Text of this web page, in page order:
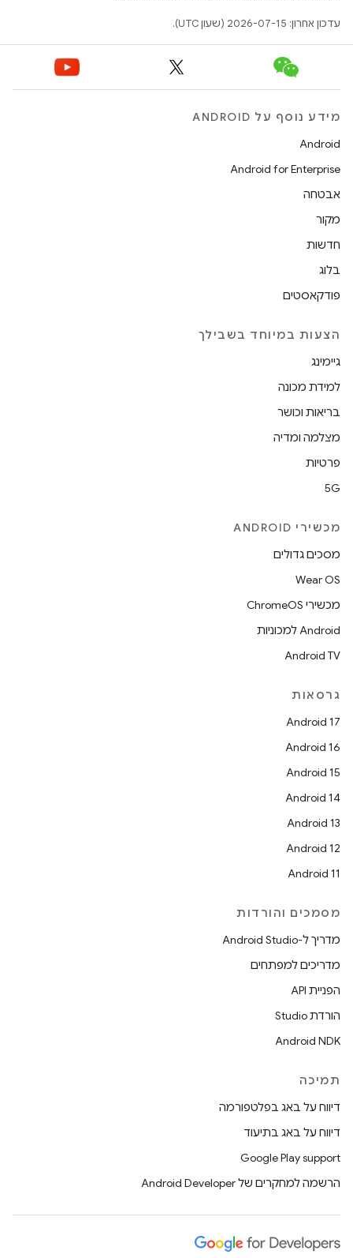
עדכון אחרון: 2026-07-15 (שעון UTC).
מידע נוסף על ANDROID
Android
Android for Enterprise
אבטחה
מקור
חדשות
בלוג
פודקאסטים
הצעות במיוחד בשבילך
גיימינג
למידת מכונה
בריאות וכושר
מצלמה ומדיה
פרטיות
5G
מכשירי ANDROID
מסכים גדולים
Wear OS
מכשירי ChromeOS
Android למכוניות
Android TV
גרסאות
Android 17
Android 16
Android 15
Android 14
Android 13
Android 12
Android 11
מסמכים והורדות
מדריך ל-Android Studio
מדריכים למפתחים
הפניית API
הורדת Studio
Android NDK
תמיכה
דיווח על באג בפלטפורמה
דיווח על באג בתיעוד
Google Play support
הרשמה למחקרים של Android Developer